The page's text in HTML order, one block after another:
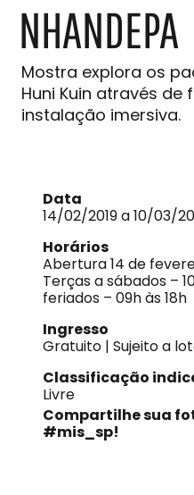
e
do
Som
NHANDEPA
Mostra explora os
Huni Kuin através
instalação imersiva.
Data
14/02/2019 a 10/03/
Horários
Abertura 14 de
Terças a sábados –
feriados – 09h às 18h
Ingresso
Gratuito | Sujeito a
Classificação
Livre
Compartilhe sua
#mis_sp!